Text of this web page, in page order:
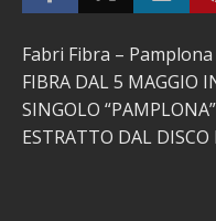
Fabri Fibra –
FIBRA DAL 5 MAGGIO
SINGOLO
ESTRATTO DAL